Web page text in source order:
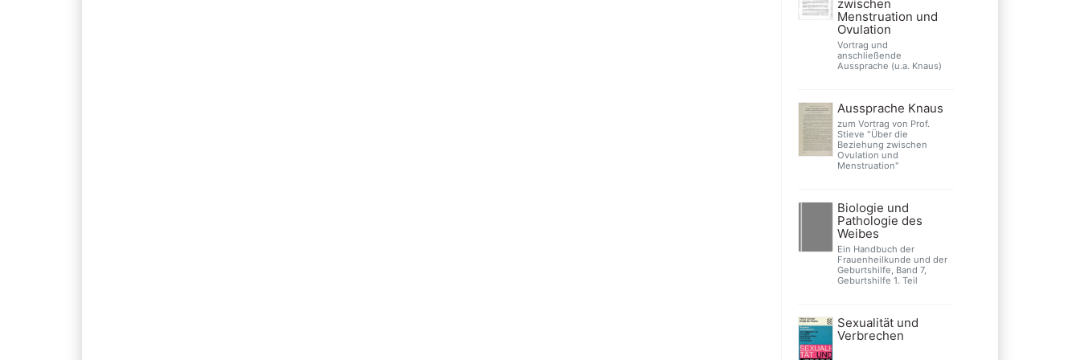
zwischen
Menstruation und
Ovulation
Vortrag und
anschließende
Aussprache (u.a. Knaus)
Aussprache Knaus
zum Vortrag von Prof.
Stieve "Über die
Beziehung zwischen
Ovulation und
Menstruation"
Biologie und
Pathologie des
Weibes
Ein Handbuch der
Frauenheilkunde und der
Geburtshilfe, Band 7,
Geburtshilfe 1. Teil
Sexualität und
Verbrechen